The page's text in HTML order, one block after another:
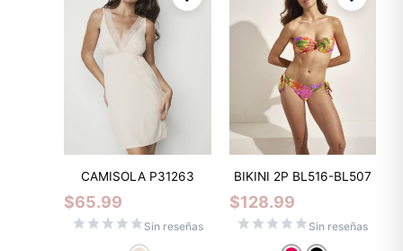
CAMISOLA P31263
$65.99
Sin reseñas
BIKINI 2P BL516-BL507
$128.99
Sin reseñas